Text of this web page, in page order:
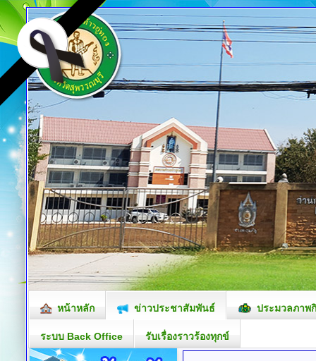
หน้าหลัก ข่าวประชาสัมพันธ์ ประมวลภาพ
ระบบ Back Office รับเรื่องราวร้องทุกข์